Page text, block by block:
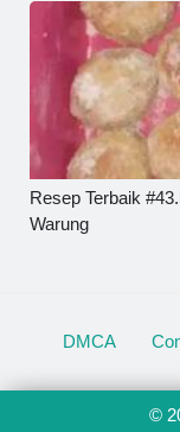
Resep Terbaik
Warung
DMCA
©